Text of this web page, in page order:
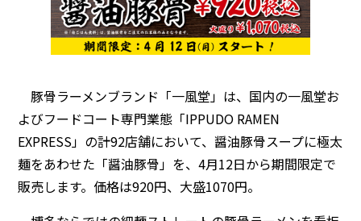
豚骨ラーメンブランド「一風堂」は、国内の一風堂お
よびフードコート専門業態「IPPUDO RAMEN
EXPRESS」の計92店舗において、醤油豚骨スープに極太
麺をあわせた「醤油豚骨」を、4月12日から期間限定で
販売します。価格は920円、大盛1070円。